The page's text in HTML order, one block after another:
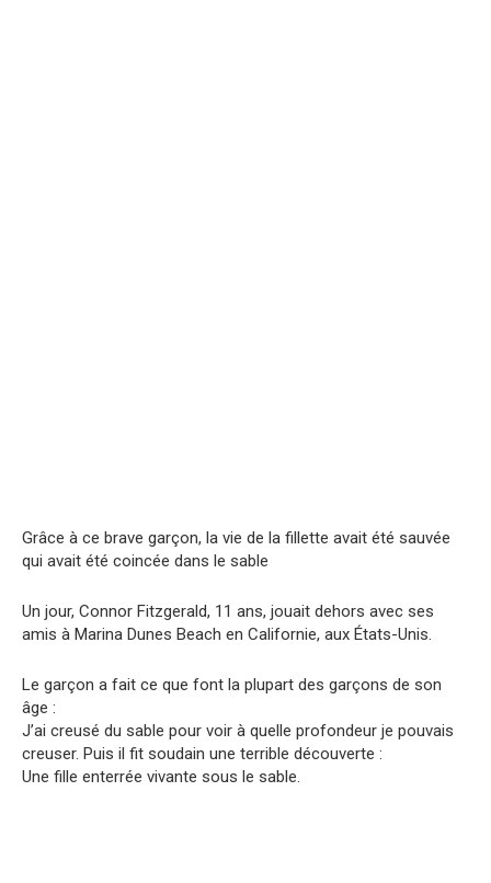
Grâce à ce brave garçon, la vie de la fillette avait été sauvée
qui avait été coincée dans le sable
Un jour, Connor Fitzgerald, 11 ans, jouait dehors avec ses
amis à Marina Dunes Beach en Californie, aux États-Unis.
Le garçon a fait ce que font la plupart des garçons de son
âge :
J’ai creusé du sable pour voir à quelle profondeur je pouvais
creuser. Puis il fit soudain une terrible découverte :
Une fille enterrée vivante sous le sable.